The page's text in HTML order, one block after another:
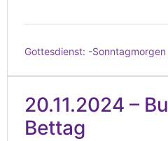
Gottesdienst: -
20.11.2024 –
Bettag